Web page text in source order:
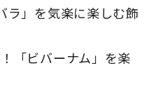
ラ」を気楽に楽しむ飾
「ビバーナム」を楽